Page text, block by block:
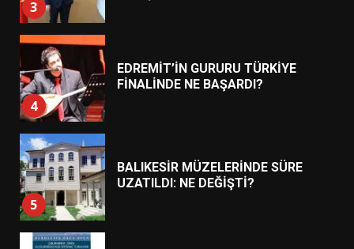
3
4
EDREMİT’İN GURURU TÜRKİYE
FİNALİNDE NE BAŞARDI?
5
BALIKESİR MÜZELERİNDE SÜRE
UZATILDI: NE DEĞİŞTİ?